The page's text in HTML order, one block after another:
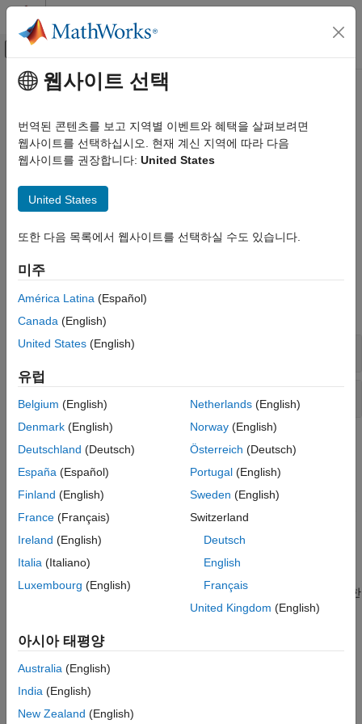
콘텐츠로 바로 가기
오프캔버스 탐색 메뉴 토글
문서 홈
프로그래밍
카테고리
함수
클래스
백그라운드 및 병렬 처리
MATLAB 코드의 보안
고급 평가 및 예외 처리
주요 콘텐츠
고급 평가 및 예외 처리
표현식 평가, 오류 발생 시 데이터 캡처
MATLAB ®에는 표현식을 간접적으로 평가하고 오류 데이터를
오류를 감지하고 예외를 발생시키는 모든 MATLAB 코드는
미리 생성해 둔 예외를 발생시킬 수 있습니다.
함수
표현식 실행
도움말 항목
eval 함수의 대안
eval함수가 매우 강력하고 유연하기는 하지만, 항상 프로그래밍
사용을 대체할 수 있는 접근 방식이 권장됩니다.
MATLAB 애플리케이션의 예외 처리
모든 조건에서 안정적으로 동작하도록 하는 것이 좋습니다. 작성한
프로그램이 서로 다른 유형의 오류에 대응하는 방식을 결정할 수
이 페이지가 얼마나 도움이 되었습니까?
웹사이트 선택
번역된 콘텐츠를 보고 지역별 이벤트와 혜택을 살펴보려면
웹사이트를 선택하십시오. 현재 계신 지역에 따라 다음
웹사이트를 권장합니다: United States
United States
또한 다음 목록에서 웹사이트를 선택하실 수도 있습니다.
미주
América Latina (Español)
Canada (English)
United States (English)
유럽
Belgium (English)
Denmark (English)
Deutschland (Deutsch)
España (Español)
Finland (English)
France (Français)
Ireland (English)
Italia (Italiano)
Luxembourg (English)
Netherlands(English)
Norway(English)
Österreich (Deutsch)
Portugal(English)
Sweden (English)
Switzerland
Deutsch
English
Français
United Kingdom (English)
아시아 태평양
Australia (English)
India (English)
New Zealand (English)